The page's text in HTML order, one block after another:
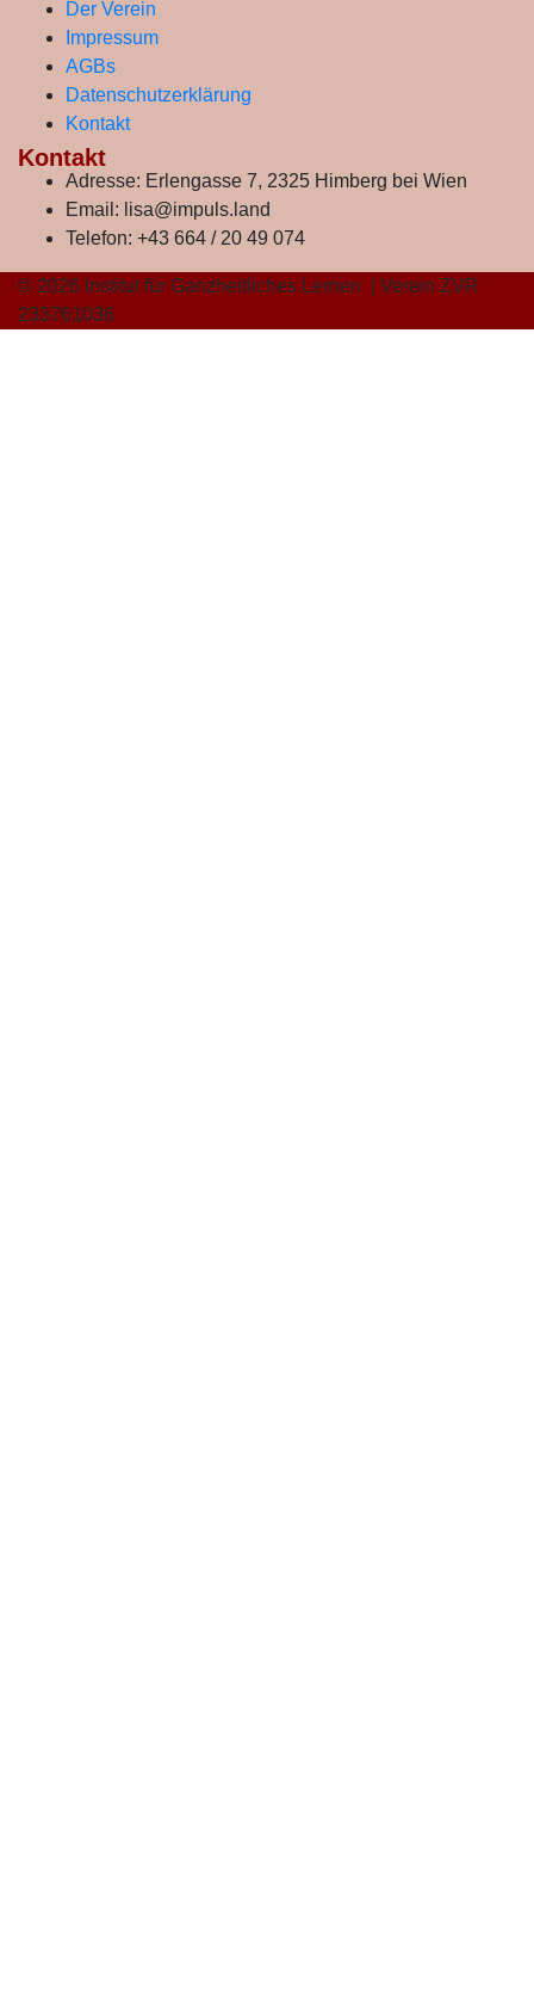
Der Verein
Impressum
AGBs
Datenschutzerklärung
Kontakt
Kontakt
Adresse: Erlengasse 7, 2325 Himberg bei Wien
Email: lisa@impuls.land
Telefon: +43 664 / 20 49 074
© 2026 Institut für Ganzheitliches Lernen | Verein ZVR
233761036